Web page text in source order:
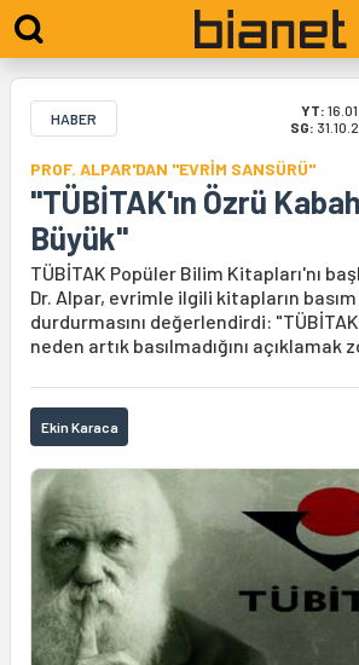
HABER YT:
SG:
PROF. ALPAR'DAN "EVRİM SANSÜRÜ"
"TÜBİTAK'ın Özrü
Büyük"
TÜBİTAK Popüler Bilim Kitapları'nı
Dr. Alpar, evrimle ilgili kitapların basım
durdurmasını değerlendirdi:
neden artık basılmadığını açıklamak
Ekin Karaca